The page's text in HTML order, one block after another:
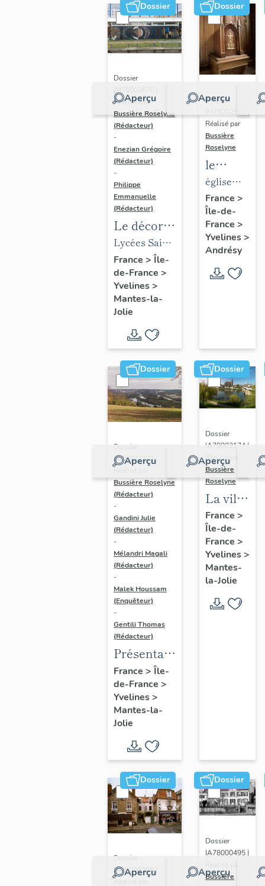
Dossier
Aperçu
Dossier
IM78002670 |
Réalisé par
Bussière Roselyne
(Rédacteur)
-
Enezian Grégoire
(Rédacteur)
-
Philippe
Emmanuelle
(Rédacteur)
Le décor
des lycées
de Mantes
Lycées Saint-
Exupéry et
Jean Rostand
France > Île-
de-France >
Yvelines>
Mantes-la-
Jolie
Dossier
Aperçu
Dossier
Réalisé par
Bussière
Roselyne
le
mobilier
de
l'église
Saint-
Germain-
de-
Paris
église
paroissiale
Saint-
Germain
France >
Île-de-
France >
Yvelines>
Andrésy
Dossier
Aperçu
Dossier
IA78002272 |
Bussière Roselyne
(Rédacteur)
-
Gandini Julie
(Rédacteur)
-
Mélandri Magali
(Rédacteur)
-
Malek Houssam
(Enquêteur)
-
Gentili Thomas
(Rédacteur)
Présentation
de l'étude
France > Île-
de-France >
Yvelines>
Mantes-la-
Jolie
Dossier
Aperçu
Dossier
IA78002174 |
Réalisé par
Bussière
Roselyne
La ville
de
Mantes-
la-Jolie
France >
Île-de-
France >
Yvelines>
Mantes-
la-Jolie
Dossier
Aperçu
Dossier
IA78000985 |
Dossier
Aperçu
Dossier
IA78000495 |
Bussière